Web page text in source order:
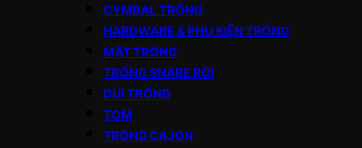
CYMBAL TRỐNG
HARDWARE & PHỤ KIỆN TRỐNG
MẶT TRỐNG
TRỐNG SNARE RỜI
DÙI TRỐNG
TOM
TRỐNG CAJON